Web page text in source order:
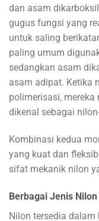
dan asam
gugus fungsi yang
untuk saling
paling umum
sedangkan asam
asam adipat. Ketika
polimerisasi,
dikenal sebagai
Kombinasi kedua
yang kuat dan
sifat mekanik nilon
Berbagai Jenis
Nilon tersedia dalam